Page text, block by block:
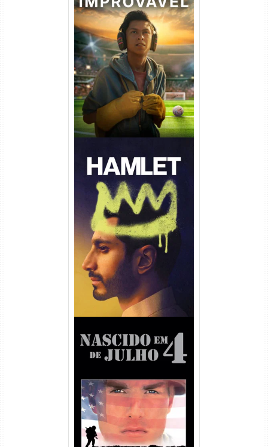
Um Goleiro Muito Improvável
Torrent (2026) WEB-DL 1080p
Dual Áudio
Hamlet Torrent (2026) WEB-
DL 1080p Dual Áudio
Nascido em 4 de Julho
Torrent (1989) WEB-DL 1080p
Dual Áudio